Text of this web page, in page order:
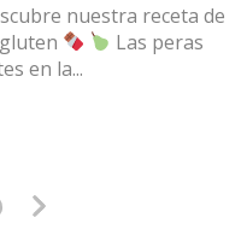
nuestra receta de
Las peras
en la...